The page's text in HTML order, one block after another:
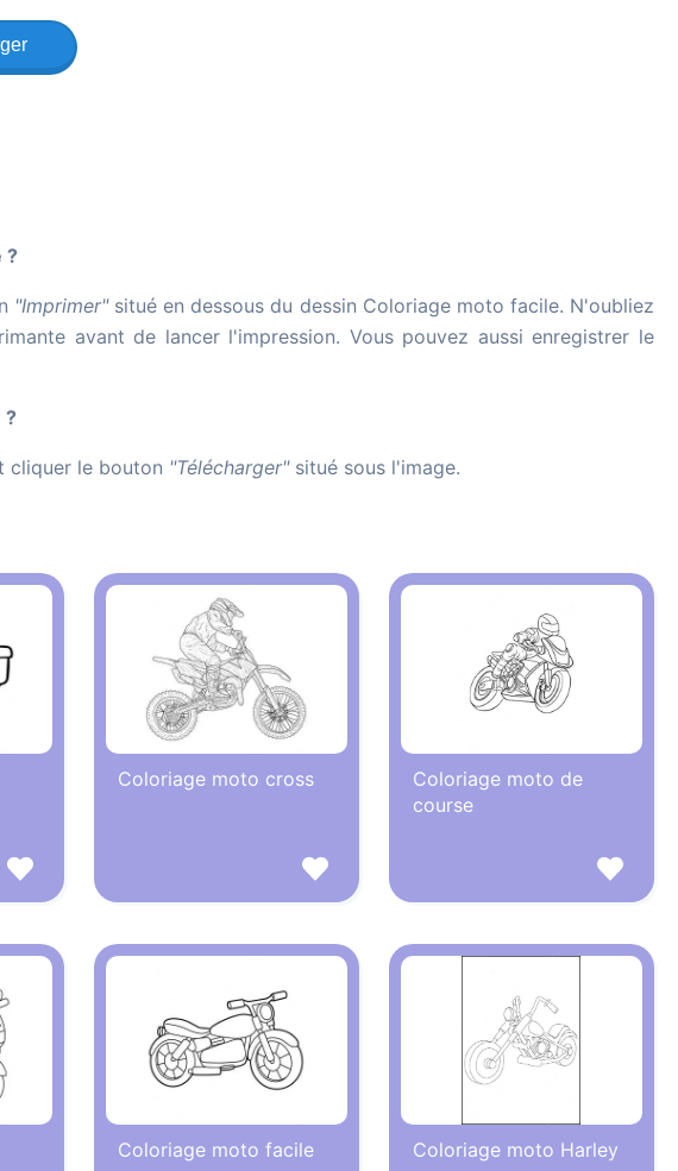
?
"Imprimer"situé en dessous du dessin Coloriage moto facile. N'oubliez
avant de lancer l'impression. Vous pouvez aussi enregistrer le
?
cliquer le bouton "Télécharger"situé sous l'image.
Coloriage moto cross
Coloriage moto de
course
Coloriage moto facile Coloriage moto Harley